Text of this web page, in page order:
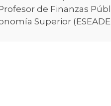
de Finanzas
Superior